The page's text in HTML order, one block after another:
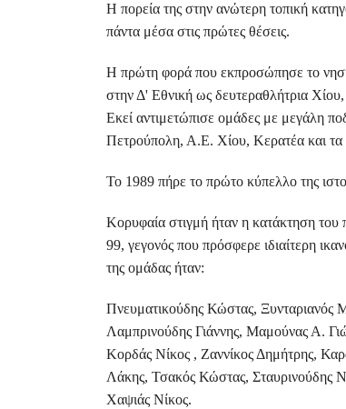
Η πορεία της στην ανώτερη τοπική
πάντα μέσα στις πρώτες θέσεις.
Η πρώτη φορά που εκπροσώπησε το
στην Δ' Εθνική ως δευτεραθλήτρια
Εκεί αντιμετώπισε ομάδες με μεγάλη
Πετρούπολη, Α.Ε. Χίου, Κερατέα και τα
Το 1989 πήρε το πρώτο κύπελλο της
Κορυφαία στιγμή ήταν η κατάκτηση
99, γεγονός που πρόσφερε ιδιαίτερη
της ομάδας ήταν:
Πνευματικούδης Κώστας, Ξυνταριανός
Λαμπρινούδης Γιάννης, Μαμούνας Α.
Κορδάς Νίκος , Ζαννίκος Δημήτρης,
Λάκης, Τσακός Κώστας, Σταυρινούδης
Χαψιάς Νίκος.